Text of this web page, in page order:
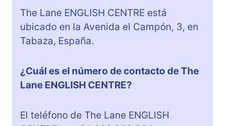
The Lane ENGLISH CENTRE está
ubicado en la Avenida el Campón, 3, en
Tabaza, España.
¿Cuál es el número de contacto de The
Lane ENGLISH CENTRE?
El teléfono de The Lane ENGLISH